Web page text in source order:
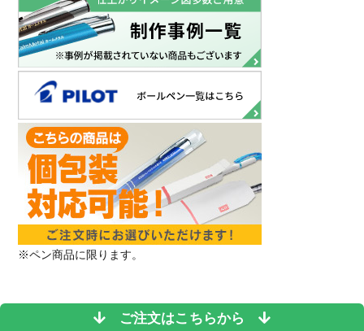
※ペン商品に限ります。
ご注文はこちらから